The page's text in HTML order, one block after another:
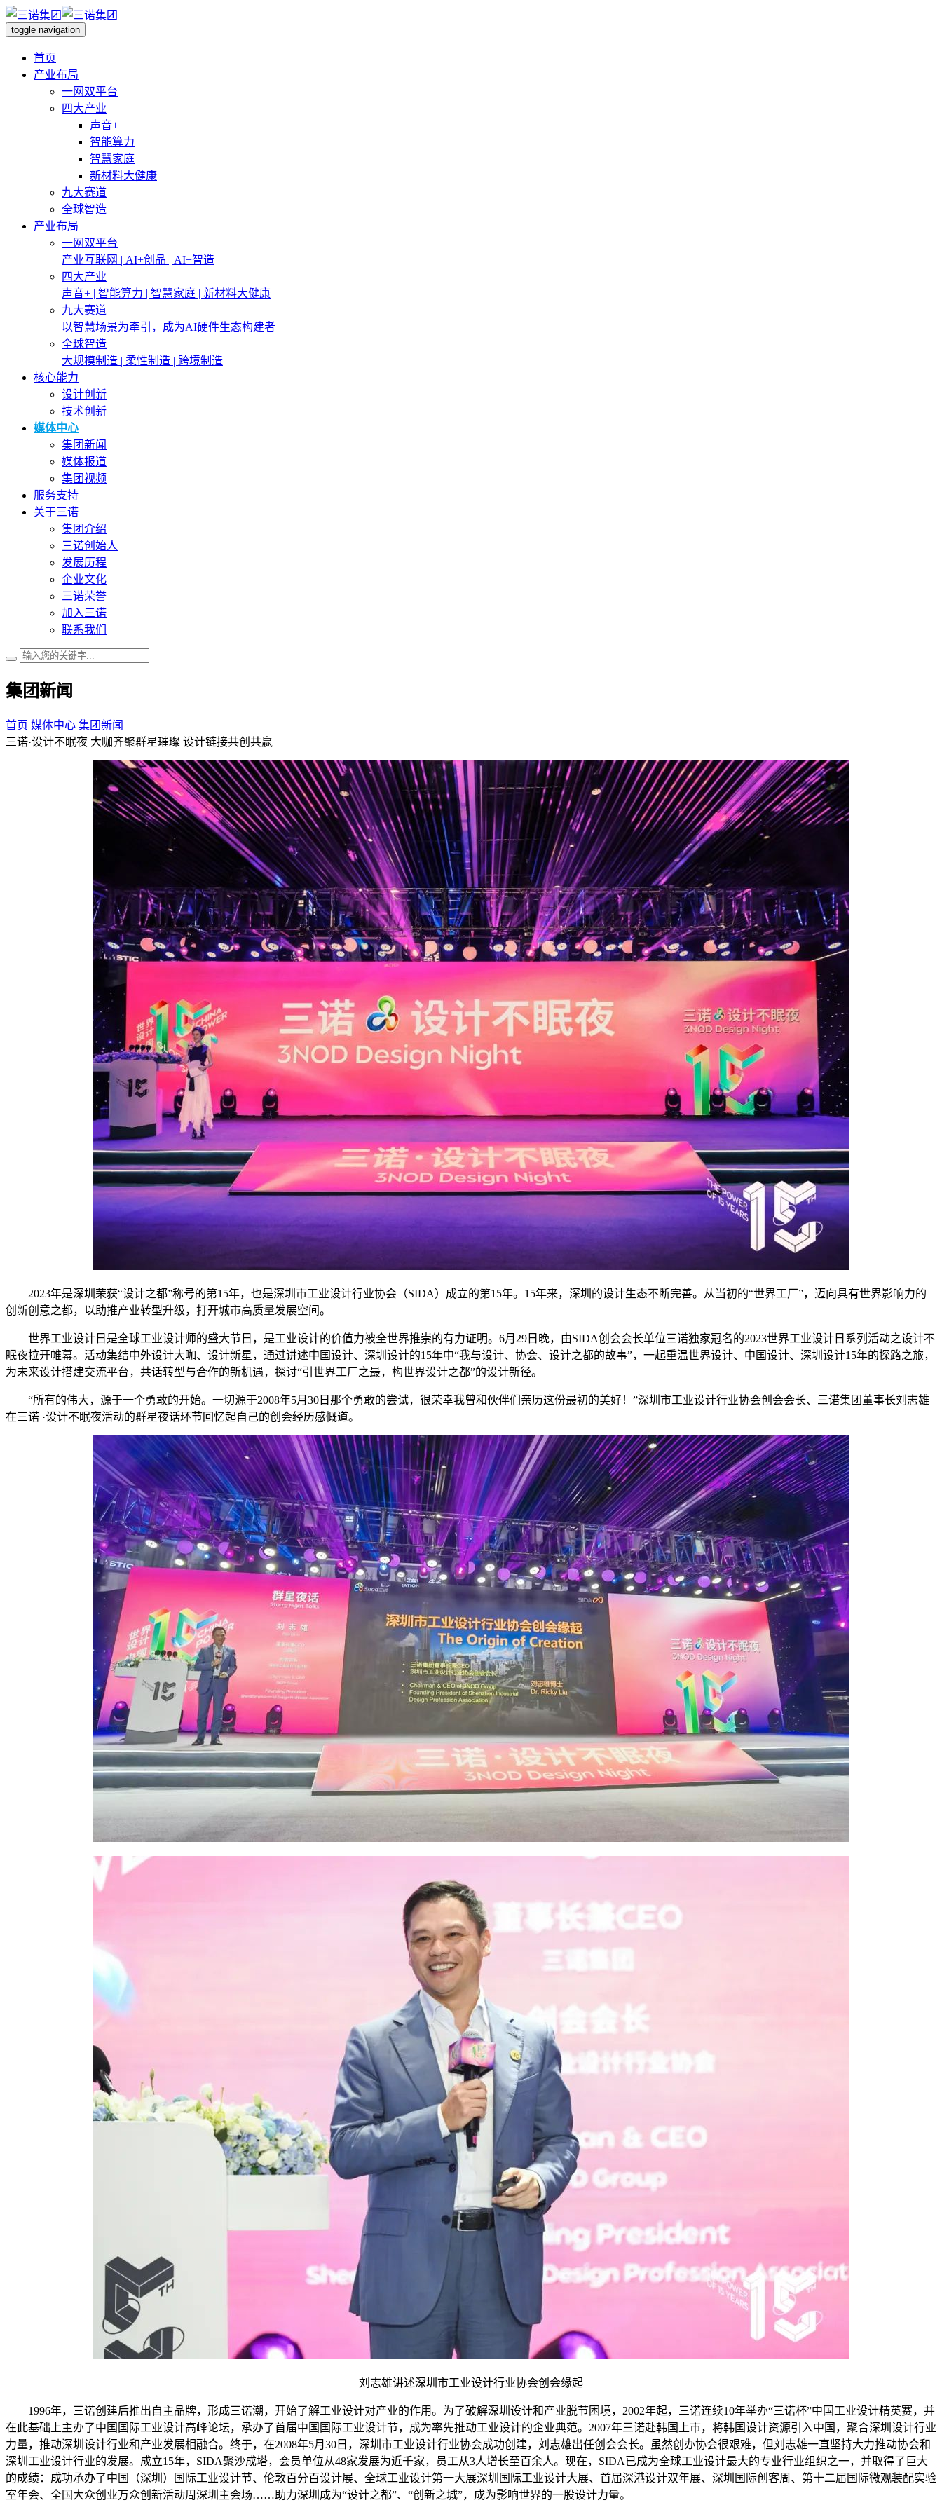
toggle navigation
首页
产业布局
一网双平台
四大产业
声音+
智能算力
智慧家庭
新材料大健康
九大赛道
全球智造
产业布局
一网双平台
产业互联网 | AI+创品 | AI+智造
四大产业
声音+ | 智能算力 | 智慧家庭 | 新材料大健康
九大赛道
以智慧场景为牵引，成为AI硬件生态构建者
全球智造
大规模制造 | 柔性制造 | 跨境制造
核心能力
设计创新
技术创新
媒体中心
集团新闻
媒体报道
集团视频
服务支持
关于三诺
集团介绍
三诺创始人
发展历程
企业文化
三诺荣誉
加入三诺
联系我们
集团新闻
首页 媒体中心 集团新闻
三诺·设计不眠夜 大咖齐聚群星璀璨 设计链接共创共赢
2023年是深圳荣获“设计之都”称号的第15年，也是深圳市工业设计行业协会（SIDA）成立的第15年。15年来，深圳的设计生态不断完善。从当初的“世界工厂”，迈向具有世界影响力的
创新创意之都，以助推产业转型升级，打开城市高质量发展空间。
世界工业设计日是全球工业设计师的盛大节日，是工业设计的价值力被全世界推崇的有力证明。6月29日晚，由SIDA创会会长单位三诺独家冠名的2023世界工业设计日系列活动之设计不
眠夜拉开帷幕。活动集结中外设计大咖、设计新星，通过讲述中国设计、深圳设计的15年中“我与设计、协会、设计之都的故事”，一起重温世界设计、中国设计、深圳设计15年的探路之旅，
为未来设计搭建交流平台，共话转型与合作的新机遇，探讨“引世界工厂之最，构世界设计之都”的设计新径。
“所有的伟大，源于一个勇敢的开始。一切源于2008年5月30日那个勇敢的尝试，很荣幸我曾和伙伴们亲历这份最初的美好！”深圳市工业设计行业协会创会会长、三诺集团董事长刘志雄
在三诺 ·设计不眠夜活动的群星夜话环节回忆起自己的创会经历感慨道。
刘志雄讲述深圳市工业设计行业协会创会缘起
1996年，三诺创建后推出自主品牌，形成三诺潮，开始了解工业设计对产业的作用。为了破解深圳设计和产业脱节困境，2002年起，三诺连续10年举办“三诺杯”中国工业设计精英赛，并
在此基础上主办了中国国际工业设计高峰论坛，承办了首届中国国际工业设计节，成为率先推动工业设计的企业典范。2007年三诺赴韩国上市，将韩国设计资源引入中国，聚合深圳设计行业
力量，推动深圳设计行业和产业发展相融合。终于，在2008年5月30日，深圳市工业设计行业协会成功创建，刘志雄出任创会会长。虽然创办协会很艰难，但刘志雄一直坚持大力推动协会和
深圳工业设计行业的发展。成立15年，SIDA聚沙成塔，会员单位从48家发展为近千家，员工从3人增长至百余人。现在，SIDA已成为全球工业设计最大的专业行业组织之一，并取得了巨大
的成绩：成功承办了中国（深圳）国际工业设计节、伦敦百分百设计展、全球工业设计第一大展深圳国际工业设计大展、首届深港设计双年展、深圳国际创客周、第十二届国际微观装配实验
室年会、全国大众创业万众创新活动周深圳主会场……助力深圳成为“设计之都”、“创新之城”，成为影响世界的一股设计力量。